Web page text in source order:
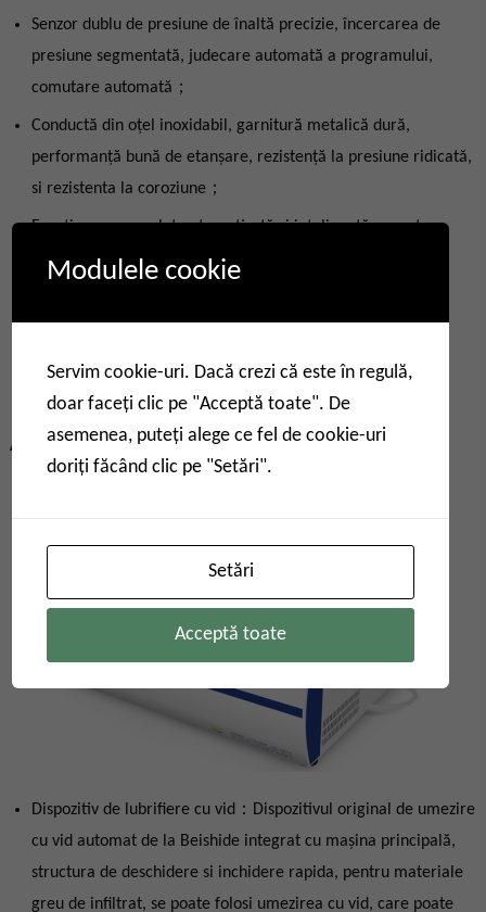
Senzor dublu de presiune de înaltă precizie, încercarea de
presiune segmentată, judecare automată a programului,
comutare automată；
Conductă din oțel inoxidabil, garnitură metalică dură,
performanță bună de etanșare, rezistență la presiune ridicată,
si rezistenta la coroziune；
Funcționare complet automatizată și inteligentă, nu este
nevoie de prezență manuală, și prompturi prietenoase de
Afișare și înregistrare detaliată a jurnalului de operare a
Avantaje tehnice
Dispozitiv de lubrifiere cu vid：Dispozitivul original de umezire
cu vid automat de la Beishide integrat cu mașina principală,
structura de deschidere si inchidere rapida, pentru materiale
greu de infiltrat, se poate folosi umezirea cu vid, care poate
Modulele cookie
Servim cookie-uri. Dacă crezi că este în regulă,
doar faceți clic pe "Acceptă toate". De
asemenea, puteți alege ce fel de cookie-uri
doriți făcând clic pe "Setări".
Setări
Acceptă toate